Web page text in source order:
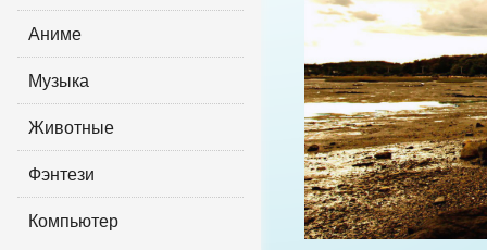
Аниме
Музыка
Животные
Фэнтези
Компьютер